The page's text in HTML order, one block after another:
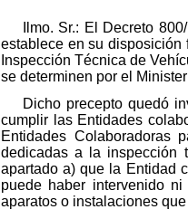
Ilmo. Sr.: El Decreto
establece en su disposición
Inspección Técnica de
se determinen por el
Dicho precepto quedó
cumplir las Entidades
Entidades Colaboradoras
dedicadas a la inspección
apartado a) que la Entidad
puede haber intervenido
aparatos o instalaciones